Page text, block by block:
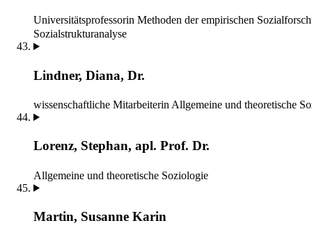
Universitätsprofessorin Methoden der empirischen
Sozialstrukturanalyse
Lindner, Diana, Dr.
wissenschaftliche Mitarbeiterin Allgemeine und theoretische
Lorenz, Stephan, apl. Prof. Dr.
Allgemeine und theoretische Soziologie
Martin, Susanne Karin